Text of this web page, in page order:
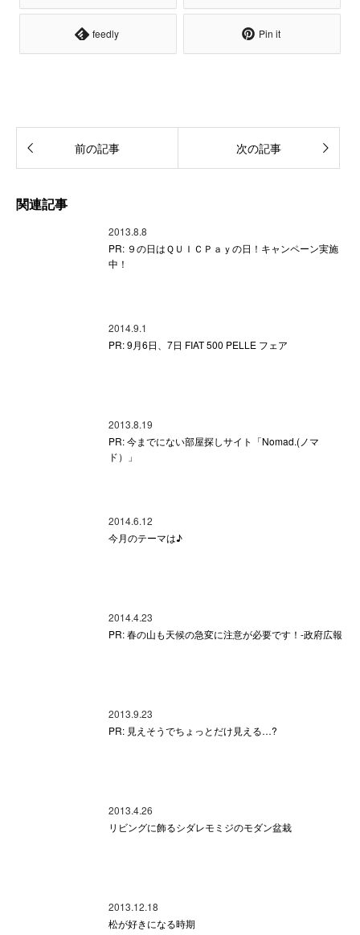
feedly Pin it
前の記事 次の記事
関連記事
2013.8.8
PR: ９の日はＱＵＩＣＰａｙの日！キャンペーン実施
中！
2014.9.1
PR: 9月6日、7日 FIAT 500 PELLE フェア
2013.8.19
PR: 今までにない部屋探しサイト「Nomad.(ノマ
ド）」
2014.6.12
今月のテーマは♪
2014.4.23
PR: 春の山も天候の急変に注意が必要です！-政府広報
2013.9.23
PR: 見えそうでちょっとだけ見える…?
2013.4.26
リビングに飾るシダレモミジのモダン盆栽
2013.12.18
松が好きになる時期